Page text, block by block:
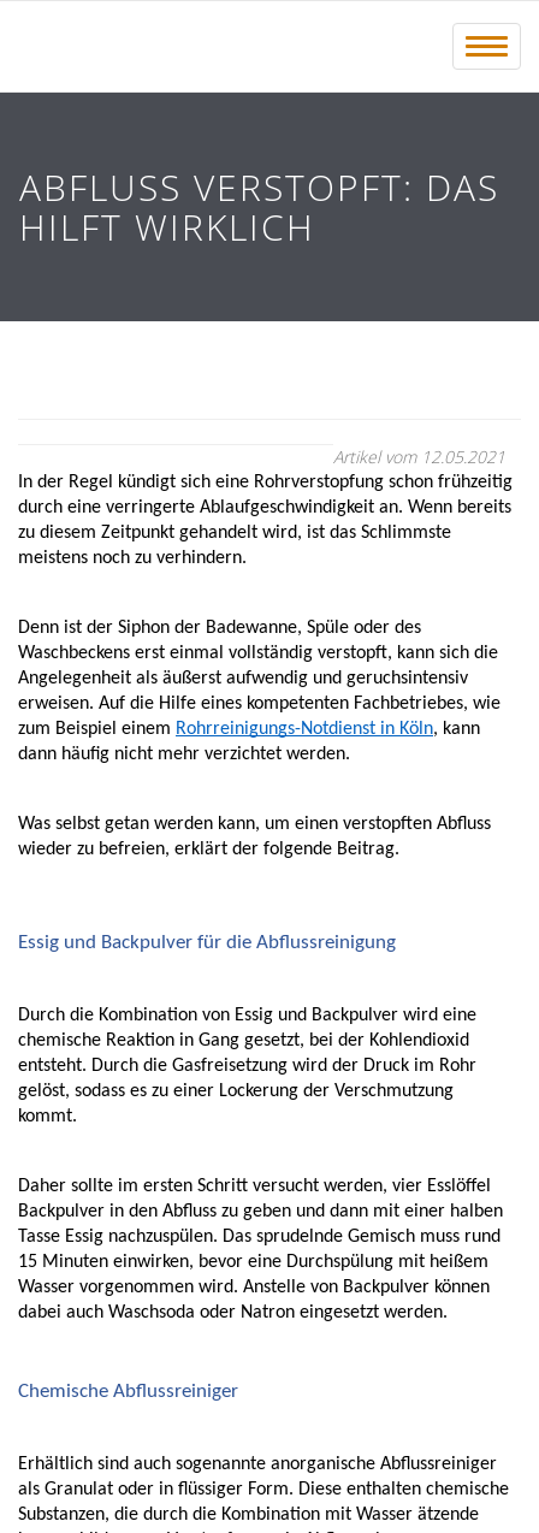
Menü
ABFLUSS VERSTOPFT: DAS
HILFT WIRKLICH
Artikel vom 12.05.2021
In der Regel kündigt sich eine Rohrverstopfung schon frühzeitig
durch eine verringerte Ablaufgeschwindigkeit an. Wenn bereits
zu diesem Zeitpunkt gehandelt wird, ist das Schlimmste
meistens noch zu verhindern.
Denn ist der Siphon der Badewanne, Spüle oder des
Waschbeckens erst einmal vollständig verstopft, kann sich die
Angelegenheit als äußerst aufwendig und geruchsintensiv
erweisen. Auf die Hilfe eines kompetenten Fachbetriebes, wie
zum Beispiel einem Rohrreinigungs-Notdienst in Köln, kann
dann häufig nicht mehr verzichtet werden.
Was selbst getan werden kann, um einen verstopften Abfluss
wieder zu befreien, erklärt der folgende Beitrag.
Essig und Backpulver für die Abflussreinigung
Durch die Kombination von Essig und Backpulver wird eine
chemische Reaktion in Gang gesetzt, bei der Kohlendioxid
entsteht. Durch die Gasfreisetzung wird der Druck im Rohr
gelöst, sodass es zu einer Lockerung der Verschmutzung
kommt.
Daher sollte im ersten Schritt versucht werden, vier Esslöffel
Backpulver in den Abfluss zu geben und dann mit einer halben
Tasse Essig nachzuspülen. Das sprudelnde Gemisch muss rund
15 Minuten einwirken, bevor eine Durchspülung mit heißem
Wasser vorgenommen wird. Anstelle von Backpulver können
dabei auch Waschsoda oder Natron eingesetzt werden.
Chemische Abflussreiniger
Erhältlich sind auch sogenannte anorganische Abflussreiniger
als Granulat oder in flüssiger Form. Diese enthalten chemische
Substanzen, die durch die Kombination mit Wasser ätzende